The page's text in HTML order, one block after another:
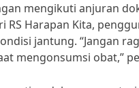
mengikuti anjuran
RS Harapan Kita,
jantung. “Jangan
mengonsumsi obat,”